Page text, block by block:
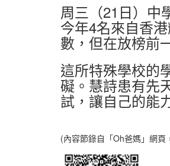
周三（21日）中
今年4名來自香
數，但在放榜前
這所特殊學校的
礙。慧詩患有先
試，讓自己的能
(內容節錄自「Oh爸媽」網頁